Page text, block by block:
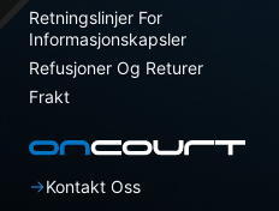
Retningslinjer For
Informasjonskapsler
Refusjoner Og Returer
Frakt
Kontakt Oss